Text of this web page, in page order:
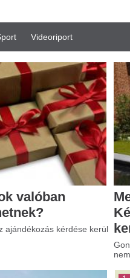
kerül
Mennyibe kerül a
Kényelmes
kertek számára
Gondolt már arra, hogy
nem kellene a...
1 2